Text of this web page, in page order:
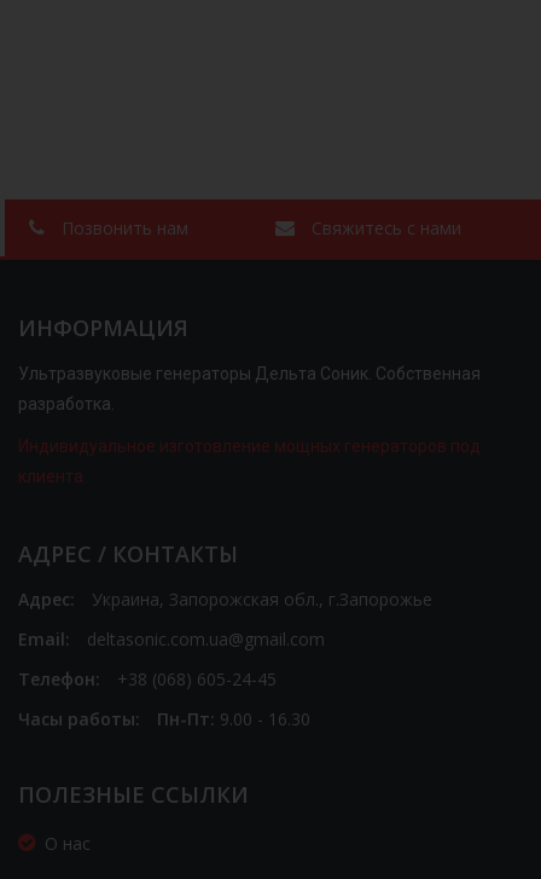
Позвонить нам Свяжитесь с нами
ИНФОРМАЦИЯ
Ультразвуковые генераторы Дельта Соник. Собственная
разработка.
Индивидуальное изготовление мощных генераторов под
клиента.
АДРЕС / КОНТАКТЫ
Адрес:
Украина, Запорожская обл., г.Запорожье
Email:
deltasonic.com.ua@gmail.com
Телефон:
+38 (068) 605-24-45
Часы работы:
Пн-Пт: 9.00 - 16.30
ПОЛЕЗНЫЕ ССЫЛКИ
О нас